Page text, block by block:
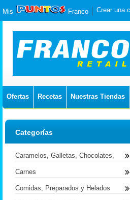
Mis Franco Crear una
Ofertas Recetas Nuestras Tiendas
Categorías
Caramelos, Galletas, Chocolates,
Carnes
Comidas, Preparados y Helados